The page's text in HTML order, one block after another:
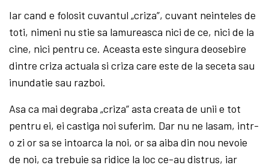
Iar cand e folosit cuvantul „criza”, cuvant neinteles de
toti, nimeni nu stie sa lamureasca nici de ce, nici de la
cine, nici pentru ce. Aceasta este singura deosebire
dintre criza actuala si criza care este de la seceta sau
inundatie sau razboi.
Asa ca mai degraba „criza” asta creata de unii e tot
pentru ei, ei castiga noi suferim. Dar nu ne lasam, intr-
o zi or sa se intoarca la noi, or sa aiba din nou nevoie
de noi, ca trebuie sa ridice la loc ce-au distrus, iar